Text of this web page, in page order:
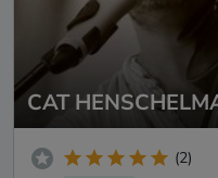
CAT
(2)